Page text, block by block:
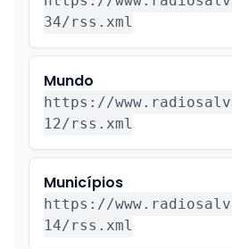
34/rss.xml
Mundo
https://
12/rss.xml
Municípios
https://
14/rss.xml